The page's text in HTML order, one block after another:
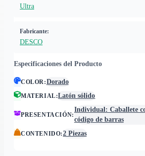
Ultra
Fabricante:
DESCO
Especificaciones del Producto
COLOR:Dorado
MATERIAL:Latón sólido
PRESENTACIÓN:
Individual: Caballete
código de barras
CONTENIDO:2 Piezas